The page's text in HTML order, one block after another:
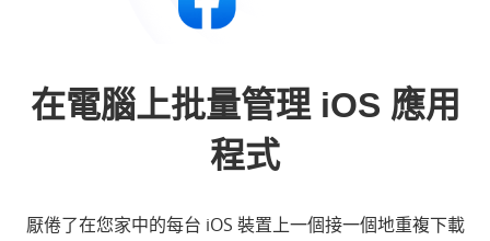
在電腦上批量管理 iOS 應用
程式
厭倦了在您家中的每台 iOS 裝置上一個接一個地重複下載